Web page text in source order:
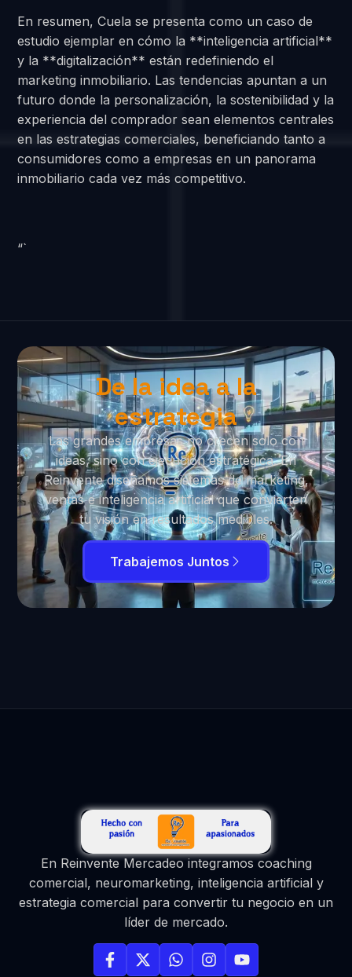
En resumen, Cuela se presenta como un caso de
estudio ejemplar en cómo la **inteligencia artificial**
y la **digitalización** están redefiniendo el
marketing inmobiliario. Las tendencias apuntan a un
futuro donde la personalización, la sostenibilidad y la
experiencia del comprador sean elementos centrales
en las estrategias comerciales, beneficiando tanto a
consumidores como a empresas en un panorama
inmobiliario cada vez más competitivo.
“`
De la idea a la
estrategia
Las grandes empresas no crecen solo con
ideas, sino con ejecución estratégica. En
Reinvente diseñamos sistemas de marketing,
ventas e inteligencia artificial que convierten
tu visión en resultados medibles.
Trabajemos Juntos
En Reinvente Mercadeo integramos coaching
comercial, neuromarketing, inteligencia artificial y
estrategia comercial para convertir tu negocio en un
líder de mercado.